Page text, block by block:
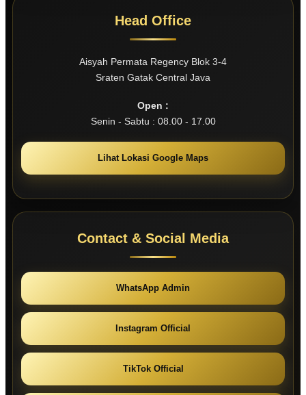
Head Office
Aisyah Permata Regency Blok 3-4
Sraten Gatak Central Java
Open :
Senin - Sabtu : 08.00 - 17.00
Lihat Lokasi Google Maps
Contact & Social Media
WhatsApp Admin
Instagram Official
TikTok Official